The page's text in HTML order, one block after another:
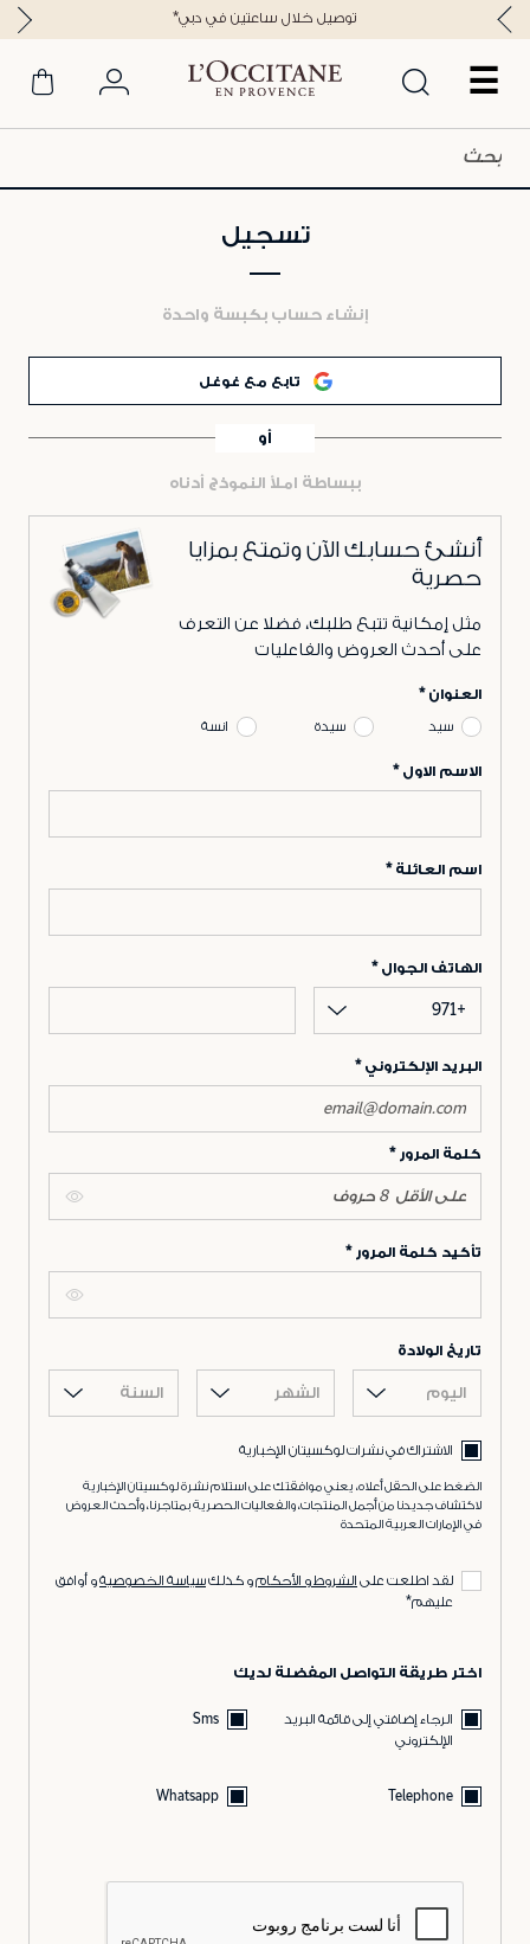
☰
*توصيل خلال ساعتين في دبي
تسجيل
إنشاء حساب بكبسة واحدة
تابع مع غوغل
أو
ببساطة املأ النموذج أدناه
أنشئ حسابك الآن وتمتع بمزايا
حصرية
مثل إمكانية تتبع طلبك، فضلا عن التعرف
على أحدث العروض والفاعليات
العنوان
سيد سيدة انسة
الاسم الاول
اسم العائلة
الهاتف الجوال
+971
البريد الإلكتروني
كلمة المرور
تأكيد كلمة المرور
تاريخ الولادة
اليوم الشهر السنة
الاشتراك في نشرات لوكسيتان الإخبارية
الضغط على الحقل أعلاه، يعني موافقتك على استلام نشرة لوكسيتان الإخبارية
لاكتشاف جديدنا من أجمل المنتجات، والفعاليات الحصرية بمتاجرنا، وأحدث العروض
في الإمارات العربية المتحدة
لقد اطلعت على الشروط و الأحكامو كذلكسياسة الخصوصيةو أوافق
عليهم*
اختر طريقة التواصل المفضلة لديك
الرجاء إضافتي إلى قائمة البريد
الإلكتروني
Sms
Telephone
Whatsapp